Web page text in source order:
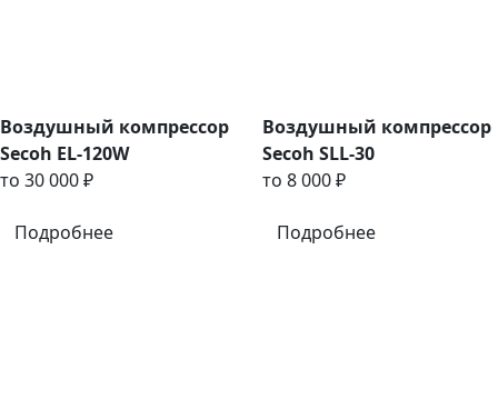
Воздушный компрессор
Secoh EL-120W
то 30 000 ₽
Подробнее
Воздушный компрессор
Secoh SLL-30
то 8 000 ₽
Подробнее